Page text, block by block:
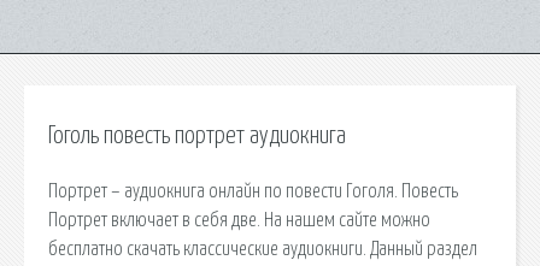
Гоголь повесть портрет аудиокнига
Портрет – аудиокнига онлайн по повести Гоголя. Повесть
Портрет включает в себя две. На нашем сайте можно
бесплатно скачать классические аудиокниги. Данный раздел